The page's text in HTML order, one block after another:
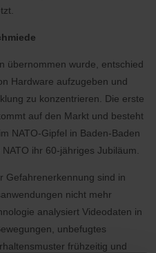
übernommen wurde, entschied
Hardware aufzugeben und
zu konzentrieren. Die erste
auf den Markt und besteht
NATO-Gipfel in Baden-Baden
ihr 60-jähriges Jubiläum.
Gefahrenerkennung sind in
nicht mehr
analysiert Videodaten in
unbefugtes
frühzeitig und